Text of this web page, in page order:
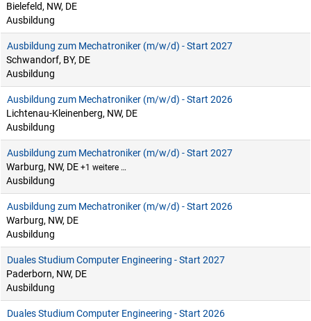
Bielefeld, NW, DE
Ausbildung
Ausbildung zum Mechatroniker (m/w/d) - Start 2027
Schwandorf, BY, DE
Ausbildung
Ausbildung zum Mechatroniker (m/w/d) - Start 2026
Lichtenau-Kleinenberg, NW, DE
Ausbildung
Ausbildung zum Mechatroniker (m/w/d) - Start 2027
Warburg, NW, DE +1 weitere …
Ausbildung
Ausbildung zum Mechatroniker (m/w/d) - Start 2026
Warburg, NW, DE
Ausbildung
Duales Studium Computer Engineering - Start 2027
Paderborn, NW, DE
Ausbildung
Duales Studium Computer Engineering - Start 2026